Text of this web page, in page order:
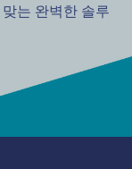
는 완벽한 솔루